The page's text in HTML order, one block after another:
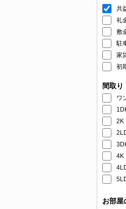
共
礼
敷
駐
家
初
間取り
ワ
2K
4K
お部屋